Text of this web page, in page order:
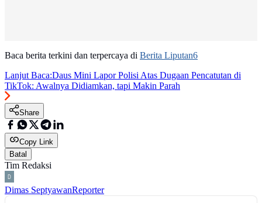
Baca berita terkini dan terpercaya di Berita Liputan6
Lanjut Baca:Daus Mini Lapor Polisi Atas Dugaan Pencatutan di
TikTok: Awalnya Didiamkan, tapi Makin Parah
Share
Copy Link
Batal
Tim Redaksi
Dimas SeptyawanReporter